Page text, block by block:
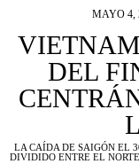
MAYO 4,
DEL
LA CAÍDA DE SAIGÓN EL
DIVIDIDO ENTRE EL